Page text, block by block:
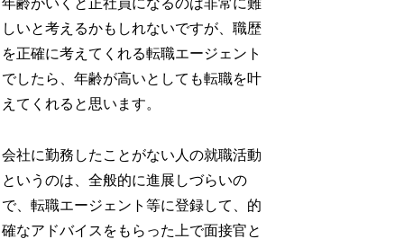
しいと考えるかもしれないですが、職歴
を正確に考えてくれる転職エージェント
でしたら、年齢が高いとしても転職を叶
えてくれると思います。
会社に勤務したことがない人の就職活動
というのは、全般的に進展しづらいの
で、転職エージェント等に登録して、的
確なアドバイスをもらった上で面接官と